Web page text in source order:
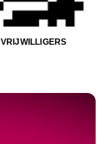
VRIJWILLIGERS